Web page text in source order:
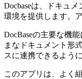
Docbaseは、ドキュ
環境を提供します。
DocBaseの主要な機
まなドキュメント形
スに連携できるよう
このアプリは、よく